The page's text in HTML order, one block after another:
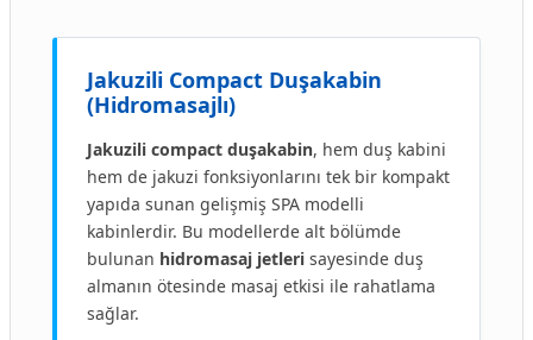
Jakuzili Compact Duşakabin
(Hidromasajlı)
Jakuzili compact duşakabin, hem duş kabini
hem de jakuzi fonksiyonlarını tek bir kompakt
yapıda sunan gelişmiş SPA modelli
kabinlerdir. Bu modellerde alt bölümde
bulunan hidromasaj jetleri sayesinde duş
almanın ötesinde masaj etkisi ile rahatlama
sağlar.